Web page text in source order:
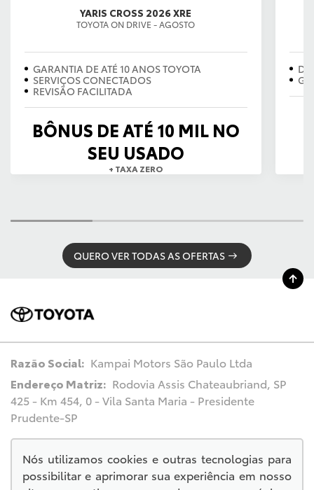
YARIS CROSS 2026 XRE
TOYOTA ON DRIVE - AGOSTO
GARANTIA DE ATÉ 10 ANOS TOYOTA
SERVIÇOS CONECTADOS
REVISÃO FACILITADA
BÔNUS DE ATÉ 10 MIL NO
SEU USADO
+ TAXA ZERO
QUERO VER TODAS AS OFERTAS
Razão Social: Kampai Motors São Paulo Ltda
Endereço Matriz: Rodovia Assis Chateaubriand, SP
425 - Km 454, 0 - Vila Santa Maria - Presidente
Prudente-SP
© Copyright 2026
Nós utilizamos cookies e outras tecnologias para
possibilitar e aprimorar sua experiência em nosso